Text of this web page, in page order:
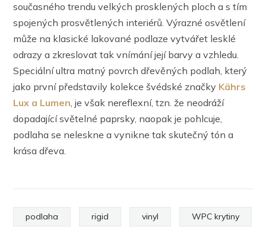
současného trendu velkých prosklených ploch a s tím
spojených prosvětlených interiérů. Výrazné osvětlení
může na klasické lakované podlaze vytvářet lesklé
odrazy a zkreslovat tak vnímání její barvy a vzhledu.
Speciální ultra matný povrch dřevěných podlah, který
jako první představily kolekce švédské značky Kährs
Lux a Lumen, je však nereflexní, tzn. že neodráží
dopadající světelné paprsky, naopak je pohlcuje,
podlaha se neleskne a vynikne tak skutečný tón a
krása dřeva.
podlaha rigid vinyl WPC krytiny